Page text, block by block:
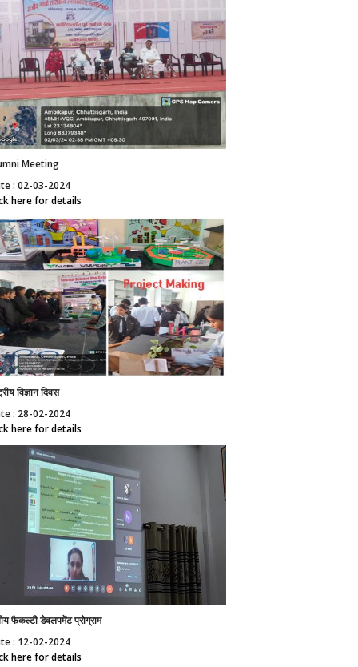
Meeting
: 02-03-2024
here for details
विज्ञान दिवस
: 28-02-2024
here for details
फैकल्टी डेवलपमेंट प्रोग्राम
: 12-02-2024
here for details